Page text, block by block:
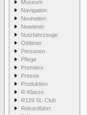
Museum
Navigation
Neuheiten
Newtimer
Nutzfahrzeuge
Oldtimer
Personen
Pflege
Premiere
Presse
Produktion
R-Klasse
R129 SL-Club
Rekordfahrt